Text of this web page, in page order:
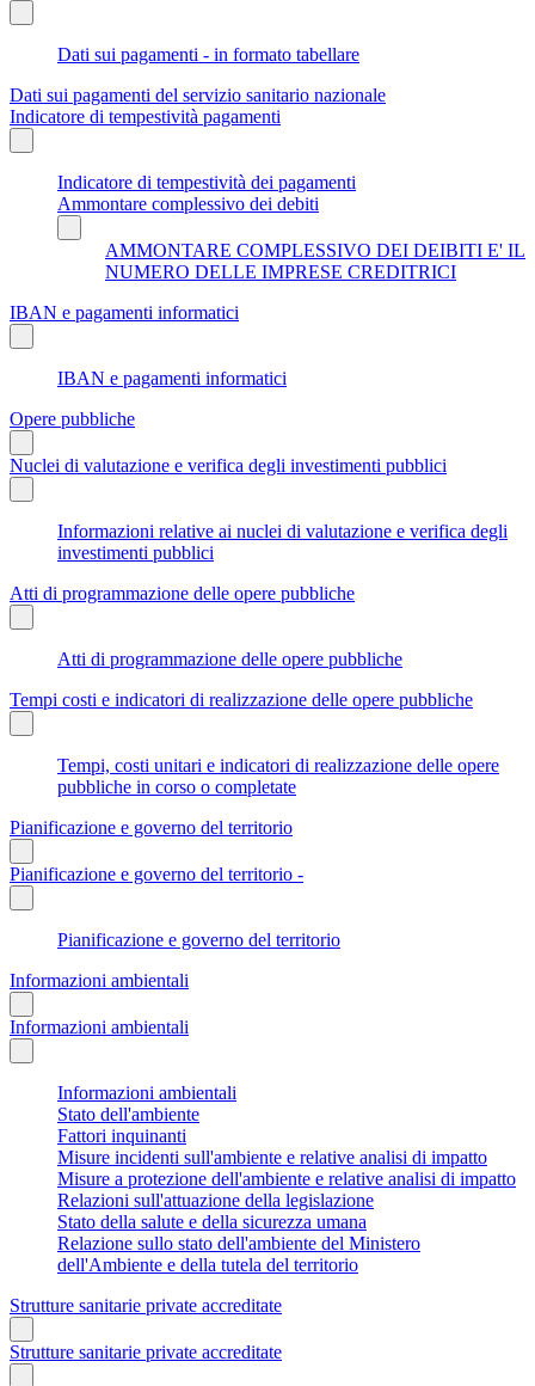
Dati sui pagamenti - in formato tabellare
Dati sui pagamenti del servizio sanitario nazionale
Indicatore di tempestività pagamenti
Indicatore di tempestività dei pagamenti
Ammontare complessivo dei debiti
AMMONTARE COMPLESSIVO DEI DEIBITI E' IL
NUMERO DELLE IMPRESE CREDITRICI
IBAN e pagamenti informatici
IBAN e pagamenti informatici
Opere pubbliche
Nuclei di valutazione e verifica degli investimenti pubblici
Informazioni relative ai nuclei di valutazione e verifica degli
investimenti pubblici
Atti di programmazione delle opere pubbliche
Atti di programmazione delle opere pubbliche
Tempi costi e indicatori di realizzazione delle opere pubbliche
Tempi, costi unitari e indicatori di realizzazione delle opere
pubbliche in corso o completate
Pianificazione e governo del territorio
Pianificazione e governo del territorio -
Pianificazione e governo del territorio
Informazioni ambientali
Informazioni ambientali
Informazioni ambientali
Stato dell'ambiente
Fattori inquinanti
Misure incidenti sull'ambiente e relative analisi di impatto
Misure a protezione dell'ambiente e relative analisi di impatto
Relazioni sull'attuazione della legislazione
Stato della salute e della sicurezza umana
Relazione sullo stato dell'ambiente del Ministero
dell'Ambiente e della tutela del territorio
Strutture sanitarie private accreditate
Strutture sanitarie private accreditate